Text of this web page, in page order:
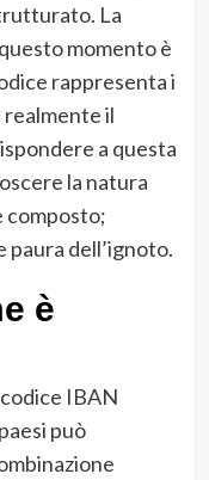
La
momento è
rappresenta i
realmente il
a questa
la natura
composto;
paura dell’ignoto.
è
IBAN
può